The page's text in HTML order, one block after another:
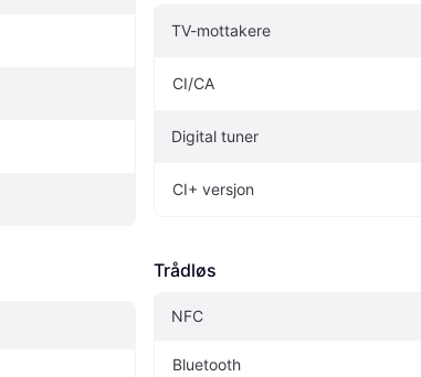
TV-mottakere
CI/CA
Digital tuner
CI+ versjon
Trådløs
NFC
Bluetooth